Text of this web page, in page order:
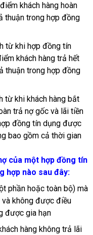
khách hàng hoàn
thuận trong hợp đồng
từ khi hợp đồng tín
khách hàng trả hết
thuận trong hợp đồng
từ khi khách hàng bắt
trả nợ gốc và lãi tiền
đồng tín dụng được
bao gồm cả thời gian
của một hợp đồng tín
hợp nào sau đây:
phần hoặc toàn bộ) mà
và không được điều
được gia hạn
hàng không trả lãi